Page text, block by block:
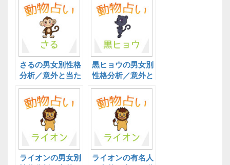
さるの男女別性格
分析／意外と当た
る動物占い！
黒ヒョウの男女別
性格分析／意外と
当たる動物占い！
ライオンの男女別
ライオンの有名人